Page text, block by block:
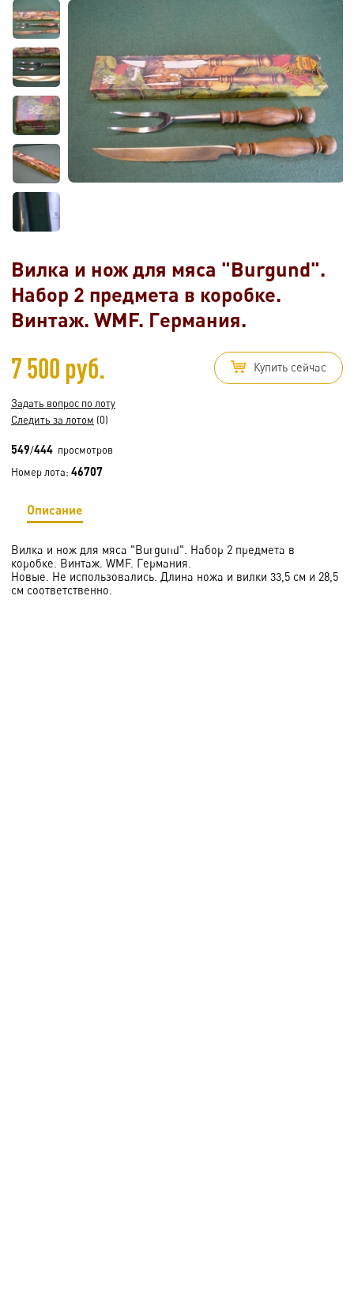
Вилка и нож для мяса "Burgund".
Набор 2 предмета в коробке.
Винтаж. WMF. Германия.
7 500 руб. Купить сейчас
Задать вопрос по лоту
Следить за лотом (0)
549/444 просмотров
Номер лота: 46707
Описание
Вилка и нож для мяса "Burgund". Набор 2 предмета в
коробке. Винтаж. WMF. Германия.
Новые. Не использовались. Длина ножа и вилки 33,5 см и 28,5
см соответственно.